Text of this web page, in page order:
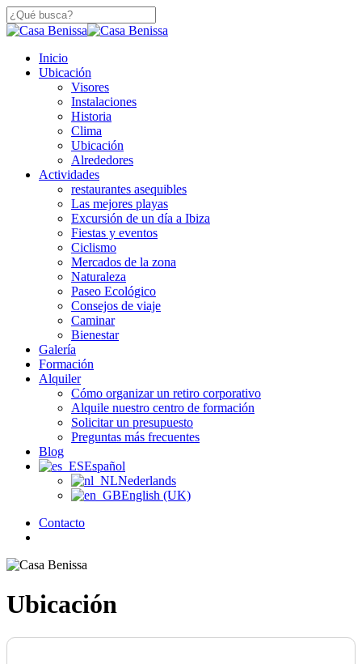
Saltar
a
principal
Cerca
Búsqueda
búsqueda
Menú
Inicio
Ubicación
Visores
Instalaciones
Historia
Clima
Ubicación
Alrededores
Actividades
restaurantes asequibles
Las mejores playas
Excursión de un día a Ibiza
Fiestas y eventos
Ciclismo
Mercados de la zona
Naturaleza
Paseo Ecológico
Consejos de viaje
Caminar
Bienestar
Galería
Formación
Alquiler
Cómo organizar un retiro corporativo
Alquile nuestro centro de formación
Solicitar un presupuesto
Preguntas más frecuentes
Blog
Español
Nederlands
English (UK)
Contacto
Ubicación